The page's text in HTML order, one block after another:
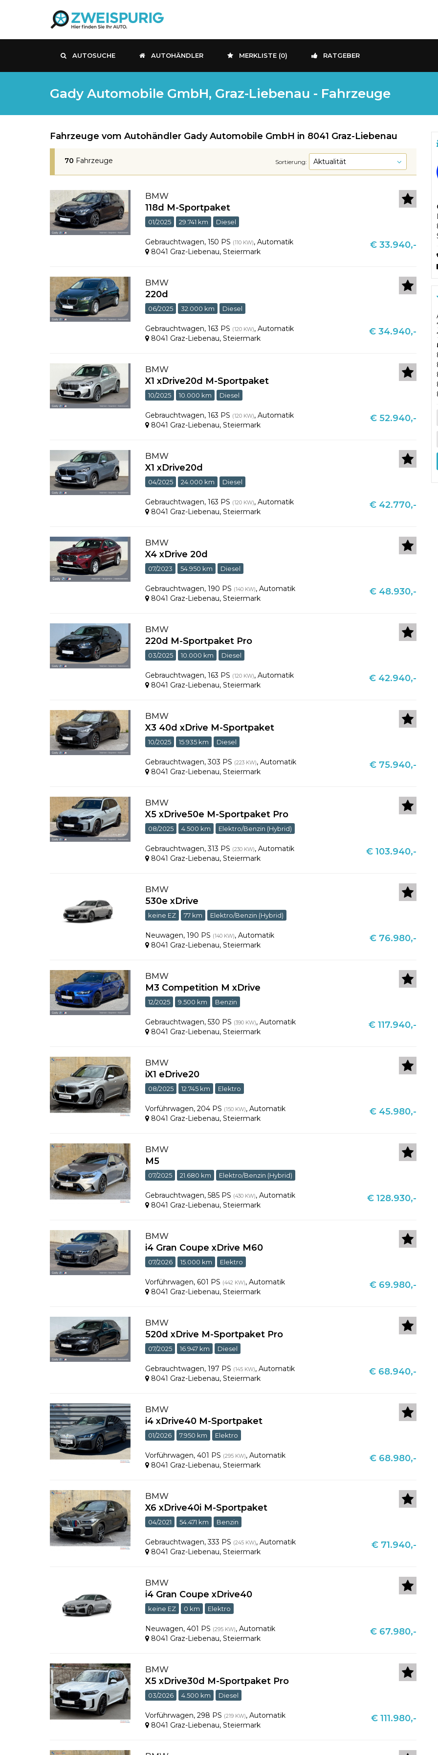
AUTOSUCHE AUTOHÄNDLER MERKLISTE (0) RATGEBER
Gady Automobile GmbH, Graz-Liebenau - Fahrzeuge
Fahrzeuge vom Autohändler Gady Automobile GmbH in 8041 Graz-Liebenau
70 Fahrzeuge Sortierung:
BMW
118d M-Sportpaket
01/2025 29.741 km Diesel
Gebrauchtwagen, 150 PS (110 KW), Automatik
8041 Graz-Liebenau, Steiermark
€ 33.940,-
BMW
220d
06/2025 32.000 km Diesel
Gebrauchtwagen, 163 PS (120 KW), Automatik
8041 Graz-Liebenau, Steiermark
€ 34.940,-
BMW
X1 xDrive20d M-Sportpaket
10/2025 10.000 km Diesel
Gebrauchtwagen, 163 PS (120 KW), Automatik
8041 Graz-Liebenau, Steiermark
€ 52.940,-
BMW
X1 xDrive20d
04/2025 24.000 km Diesel
Gebrauchtwagen, 163 PS (120 KW), Automatik
8041 Graz-Liebenau, Steiermark
€ 42.770,-
BMW
X4 xDrive 20d
07/2023 54.950 km Diesel
Gebrauchtwagen, 190 PS (140 KW), Automatik
8041 Graz-Liebenau, Steiermark
€ 48.930,-
BMW
220d M-Sportpaket Pro
03/2025 10.000 km Diesel
Gebrauchtwagen, 163 PS (120 KW), Automatik
8041 Graz-Liebenau, Steiermark
€ 42.940,-
BMW
X3 40d xDrive M-Sportpaket
10/2025 15.935 km Diesel
Gebrauchtwagen,303 PS (223 KW), Automatik
8041 Graz-Liebenau, Steiermark
€ 75.940,-
BMW
X5 xDrive50e M-Sportpaket Pro
08/2025 4.500 km Elektro/Benzin (Hybrid)
Gebrauchtwagen,313 PS (230 KW), Automatik
8041 Graz-Liebenau, Steiermark
€ 103.940,-
BMW
530e xDrive
keine EZ 77 km Elektro/Benzin (Hybrid)
Neuwagen, 190 PS (140 KW), Automatik
8041 Graz-Liebenau, Steiermark
€ 76.980,-
BMW
M3 Competition M xDrive
12/2025 9.500 km Benzin
Gebrauchtwagen, 530 PS (390 KW), Automatik
8041 Graz-Liebenau, Steiermark
€ 117.940,-
BMW
iX1 eDrive20
08/2025 12.745 km Elektro
Vorführwagen, 204 PS (150 KW), Automatik
8041 Graz-Liebenau, Steiermark
€ 45.980,-
BMW
M5
07/2025 21.680 km Elektro/Benzin (Hybrid)
Gebrauchtwagen, 585 PS (430 KW), Automatik
8041 Graz-Liebenau, Steiermark
€ 128.930,-
BMW
i4 Gran Coupe xDrive M60
07/2026 15.000 km Elektro
Vorführwagen, 601 PS (442 KW), Automatik
8041 Graz-Liebenau, Steiermark
€ 69.980,-
BMW
520d xDrive M-Sportpaket Pro
07/2025 16.947 km Diesel
Gebrauchtwagen, 197 PS (145 KW), Automatik
8041 Graz-Liebenau, Steiermark
€ 68.940,-
BMW
i4 xDrive40 M-Sportpaket
01/2026 7.950 km Elektro
Vorführwagen, 401 PS (295 KW), Automatik
8041 Graz-Liebenau, Steiermark
€ 68.980,-
BMW
X6 xDrive40i M-Sportpaket
04/2021 54.471 km Benzin
Gebrauchtwagen,333 PS (245 KW), Automatik
8041 Graz-Liebenau, Steiermark
€ 71.940,-
BMW
i4 Gran Coupe xDrive40
keine EZ 0 km Elektro
Neuwagen, 401 PS (295 KW), Automatik
8041 Graz-Liebenau, Steiermark
€ 67.980,-
BMW
X5 xDrive30d M-Sportpaket Pro
03/2026 4.500 km Diesel
Vorführwagen, 298 PS (219 KW), Automatik
8041 Graz-Liebenau, Steiermark
€ 111.980,-